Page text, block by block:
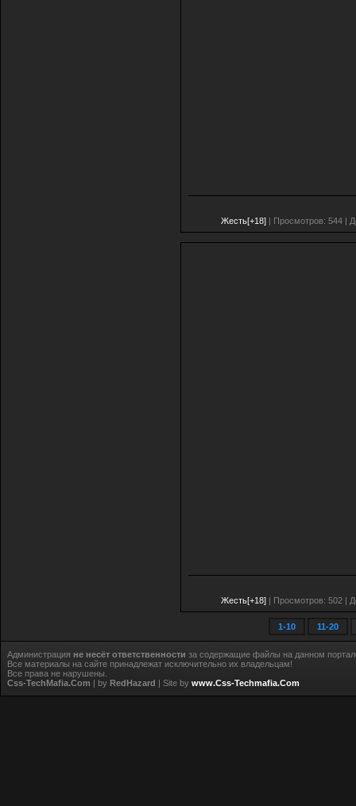
Жесть[+18]| Просмотров: 544 |
Жесть[+18]| Просмотров: 502 |
1-10 11-20
Администрация не несёт ответственности за содержащие файлы на данном
Все материалы на сайте принадлежат исключительно их владельцам!
Все права не нарушены.
Css-TechMafia.Com | by RedHazard | Site by www.Css-Techmafia.Com